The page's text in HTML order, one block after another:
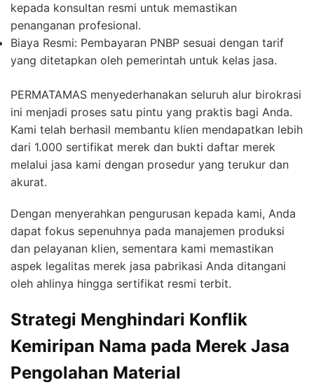
kepada konsultan resmi untuk memastikan
penanganan profesional.
Biaya Resmi: Pembayaran PNBP sesuai dengan tarif
yang ditetapkan oleh pemerintah untuk kelas jasa.
PERMATAMAS menyederhanakan seluruh alur birokrasi
ini menjadi proses satu pintu yang praktis bagi Anda.
Kami telah berhasil membantu klien mendapatkan lebih
dari 1.000 sertifikat merek dan bukti daftar merek
melalui jasa kami dengan prosedur yang terukur dan
akurat.
Dengan menyerahkan pengurusan kepada kami, Anda
dapat fokus sepenuhnya pada manajemen produksi
dan pelayanan klien, sementara kami memastikan
aspek legalitas merek jasa pabrikasi Anda ditangani
oleh ahlinya hingga sertifikat resmi terbit.
Strategi Menghindari Konflik
Kemiripan Nama pada Merek Jasa
Pengolahan Material